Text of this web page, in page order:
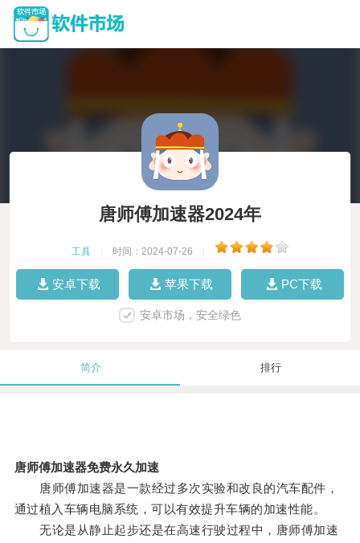
唐师傅加速器2024年
工具 时间：2024-07-26
安卓下载 苹果下载 PC下载
安卓市场，安全绿色
简介 排行
唐师傅加速器免费永久加速
唐师傅加速器是一款经过多次实验和改良的汽车配件，
通过植入车辆电脑系统，可以有效提升车辆的加速性能。
无论是从静止起步还是在高速行驶过程中，唐师傅加速